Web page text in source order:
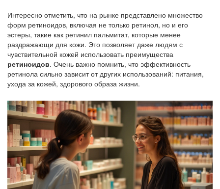
Интересно отметить, что на рынке представлено множество
форм ретиноидов, включая не только ретинол, но и его
эстеры, такие как ретинил пальмитат, которые менее
раздражающи для кожи. Это позволяет даже людям с
чувствительной кожей использовать преимущества
ретиноидов. Очень важно помнить, что эффективность
ретинола сильно зависит от других использований: питания,
ухода за кожей, здорового образа жизни.